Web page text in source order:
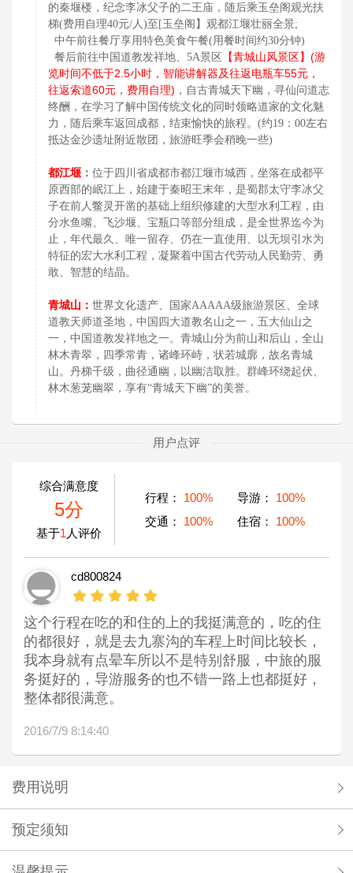
的秦堰楼，纪念李冰父子的二王庙，随后乘玉垒阁观光扶
梯(费用自理40元/人)至[玉垒阁】观都江堰壮丽全景;
中午前往餐厅享用特色美食午餐(用餐时间约30分钟)
餐后前往中国道教发祥地、5A景区 【青城山风景区】(游
览时间不低于2.5小时，智能讲解器及往返电瓶车55元，
往返索道60元，费用自理) ，自古青城天下幽，寻仙问道志
终酬，在学习了解中国传统文化的同时领略道家的文化魅
力，随后乘车返回成都，结束愉快的旅程。(约19：00左右
抵达金沙遗址附近散团，旅游旺季会稍晚一些)
都江堰 ： 位于四川省成都市都江堰市城西，坐落在成都平
原西部的岷江上，始建于秦昭王末年，是蜀郡太守李冰父
子在前人鳖灵开凿的基础上组织修建的大型水利工程，由
分水鱼嘴、飞沙堰、宝瓶口等部分组成，是全世界迄今为
止，年代最久、唯一留存、仍在一直使用、以无坝引水为
特征的宏大水利工程，凝聚着中国古代劳动人民勤劳、勇
敢、智慧的结晶。
青城山： 世界文化遗产、国家AAAAA级旅游景区、全球
道教天师道圣地，中国四大道教名山之一，五大仙山之
一，中国道教发祥地之一。青城山分为前山和后山，全山
林木青翠，四季常青，诸峰环峙，状若城廓，故名青城
山。丹梯千级，曲径通幽，以幽洁取胜。群峰环绕起伏、
林木葱茏幽翠，享有“青城天下幽”的美誉。
用户点评
综合满意度
5分
基于1 人评价
行程： 100% 导游：
100%
交通：
100% 住宿： 100%
cd800824
这个行程在吃的和住的上的我挺满意的，吃的住
的都很好，就是去九寨沟的车程上时间比较长，
我本身就有点晕车所以不是特别舒服，中旅的服
务挺好的，导游服务的也不错一路上也都挺好，
整体都很满意。
2016/7/9 8:14:40
费用说明
预定须知